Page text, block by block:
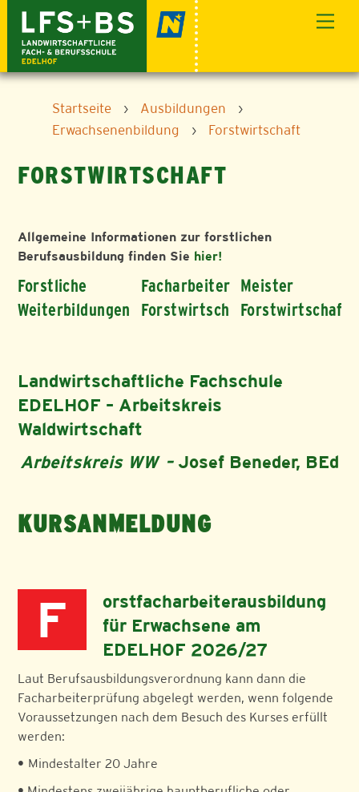
content
Startseite › Ausbildungen
›
Erwachsenenbildung
› Forstwirtschaft
FORSTWIRTSCHAFT
Allgemeine Informationen zur forstlichen
Berufsausbildung finden Sie hier!
Forstliche
Weiterbildungen
Facharbeiter
Forstwirtschaft
Meister
Forstwirtschaft
Landwirtschaftliche Fachschule
EDELHOF – Arbeitskreis
Waldwirtschaft
Arbeitskreis WW –Josef Beneder, BEd
KURSANMELDUNG
Forstfacharbeiterausbildung
für Erwachsene am
EDELHOF 2026/27
Laut Berufsausbildungsverordnung kann dann die
Facharbeiterprüfung abgelegt werden, wenn folgende
Voraussetzungen nach dem Besuch des Kurses erfüllt
werden:
• Mindestalter 20 Jahre